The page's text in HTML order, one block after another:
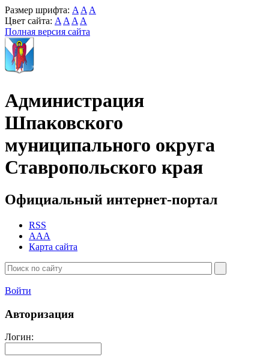
Размер шрифта: A A A
Цвет сайта: A A A A
Полная версия сайта
Администрация
Шпаковского
муниципального округа
Ставропольского края
Официальный интернет-портал
RSS
AAA
Карта сайта
Войти
Авторизация
Логин: